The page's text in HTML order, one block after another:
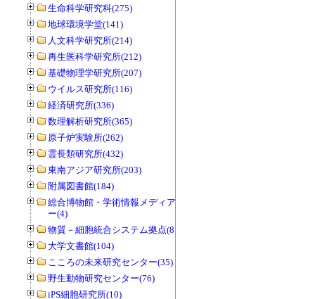
生命科学研究科(275)
地球環境学堂(141)
人文科学研究所(214)
再生医科学研究所(212)
基礎物理学研究所(207)
ウイルス研究所(116)
経済研究所(336)
数理解析研究所(365)
原子炉実験所(262)
霊長類研究所(432)
東南アジア研究所(203)
附属図書館(184)
総合博物館・学術情報メディアセンタ
ー(4)
物質－細胞統合システム拠点(8)
大学文書館(104)
こころの未来研究センター(35)
野生動物研究センター(76)
iPS細胞研究所(10)